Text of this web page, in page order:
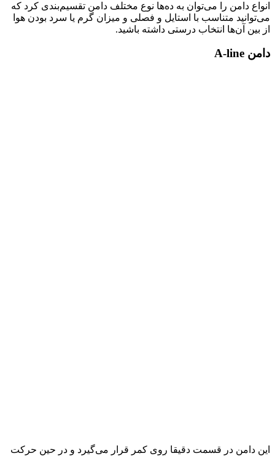
انواع دامن را می‌توان به ده­‌ها نوع مختلف دامن تقسیم‌بندی کرد که
می­‌توانید متناسب با استایل و فصلی و میزان گرم یا سرد بودن هوا
از بین آن‌ها انتخاب درستی داشته باشید.
دامن A-line
این دامن در قسمت دقیقا روی کمر قرار می­‌گیرد و در حین حرکت